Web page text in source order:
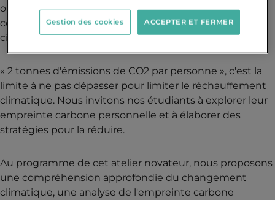
objectif est clair : nous voulons armer nos étudiants de
connaissances et d'outils pour qu'ils deviennent des
citoyens engagés dans la transition écologique.
« 2 tonnes d'émissions de CO2 par personne », c'est la
limite à ne pas dépasser pour limiter le réchauffement
climatique. Nous invitons nos étudiants à explorer leur
empreinte carbone personnelle et à élaborer des
stratégies pour la réduire.
Au programme de cet atelier novateur, nous proposons
une compréhension approfondie du changement
climatique, une analyse de l'empreinte carbone
ACCEPTER ET FERMER
Gestion des cookies